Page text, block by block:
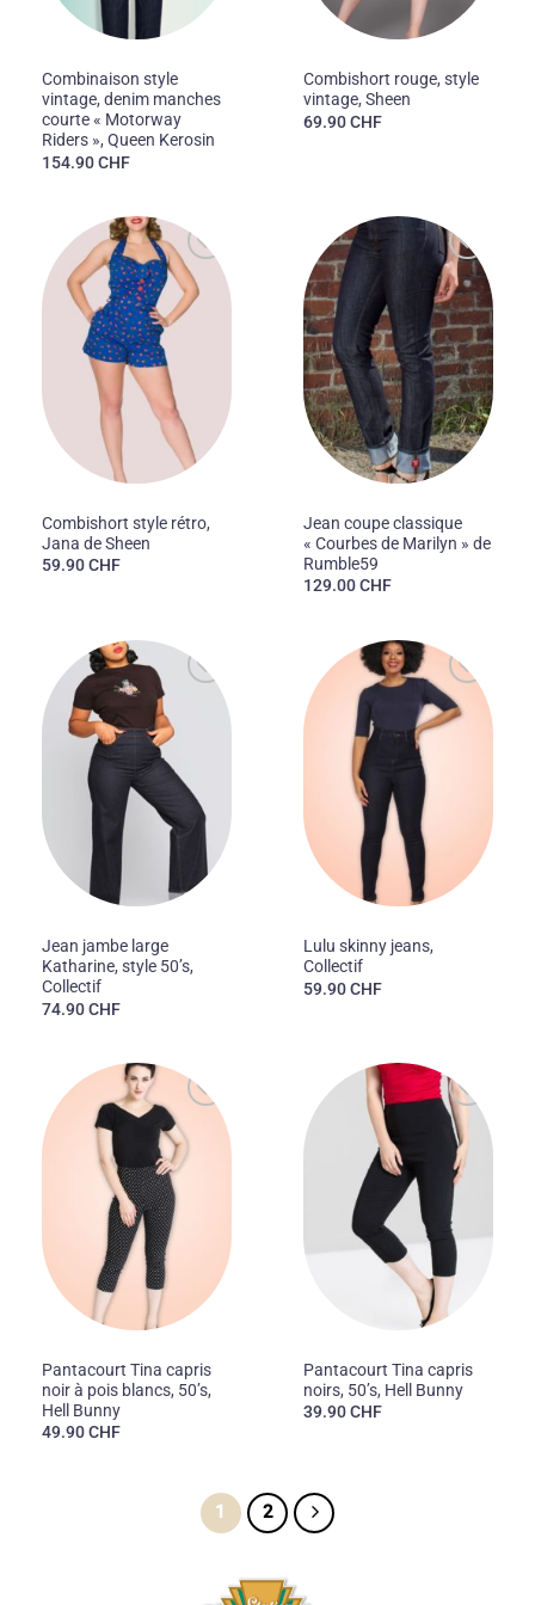
Combinaison style
vintage, denim manches
courte « Motorway
Riders », Queen Kerosin
154.90CHF
Combishort rouge, style
vintage, Sheen
69.90CHF
Ajouter
à la liste
des
souhaits
Combishort style rétro,
Jana de Sheen
59.90CHF
Ajouter
à la liste
des
souhaits
Jean coupe classique
« Courbes de Marilyn » de
Rumble59
129.00CHF
Ajouter
souhaits
Jean jambe large
Katharine, style 50’s,
Collectif
74.90CHF
Ajouter
à la liste
des
souhaits
Lulu skinny jeans,
Collectif
59.90CHF
Ajouter
à la liste
des
souhaits
Pantacourt Tina capris
noir à pois blancs, 50’s,
Hell Bunny
49.90CHF
Ajouter
à la liste
des
souhaits
Pantacourt Tina capris
noirs, 50’s, Hell Bunny
39.90CHF
1 2